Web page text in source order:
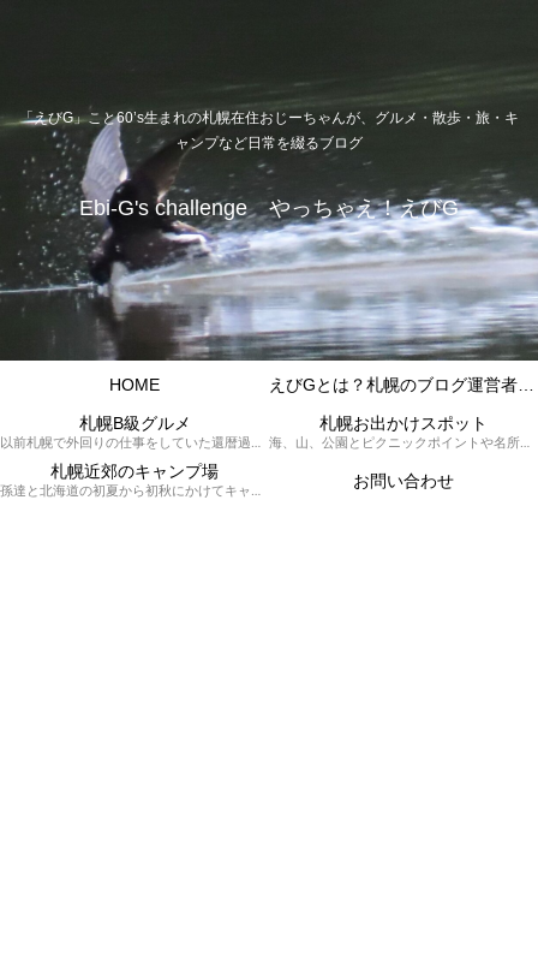
「えびG」こと60’s生まれの札幌在住おじーちゃんが、グルメ・散歩・旅・キ
ャンプなど日常を綴るブログ
Ebi-G's challenge やっちゃえ！えびG
HOME
札幌B級グルメ
以前札幌で外回りの仕事をしていた還暦過ぎブロガー「えびG」がランチ（サラリーマンランチ、サラメシ）を中心に、おそば、ラーメン、中華、日替わりランチを「札幌Bグルメ」と題してレポートしているブログカテゴリーのページです。現在は定年後の再雇用で札幌中とはいかなまでも会社の近くのすすきの界隈や家のある札幌市南区を中心に徘徊しております。
札幌お出かけスポット
海、山、公園とピクニックポイントや名所、旧跡などなど、、、、、札幌はもとより郊外の無理なく日帰りでいって帰ってこれるお出かけスポットを孫っち達（小学５、３年生、幼稚園年長さんの３人）とえびGがお出かけをして紹介しているページです。
札幌近郊のキャンプ場
孫達と北海道の初夏から初秋にかけてキャンプに出かけます。キャンプ場情報だったり料理だったり花火や遊びに虫取りとまさに「やっちゃえ！えびG」やりたい放題のブログです。 お問い合わせ